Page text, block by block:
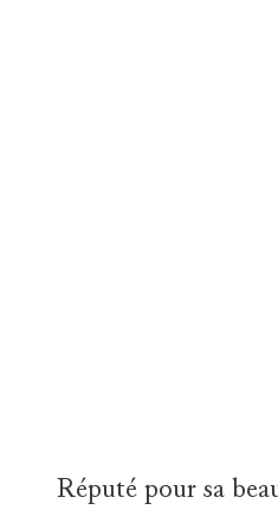
Réputé pour sa